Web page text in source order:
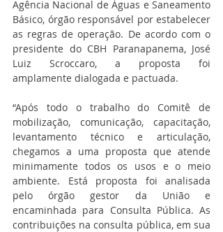
Agência Nacional de Águas e Saneamento
Básico, órgão responsável por estabelecer
as regras de operação. De acordo com o
presidente do CBH Paranapanema, José
Luiz Scroccaro, a proposta foi
amplamente dialogada e pactuada.
“Após todo o trabalho do Comitê de
mobilização, comunicação, capacitação,
levantamento técnico e articulação,
chegamos a uma proposta que atende
minimamente todos os usos e o meio
ambiente. Está proposta foi analisada
pelo órgão gestor da União e
encaminhada para Consulta Pública. As
contribuições na consulta pública, em sua